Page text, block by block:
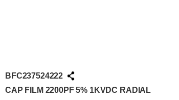
BFC237524222
CAP FILM 2200PF 5% 1KVDC RADIAL